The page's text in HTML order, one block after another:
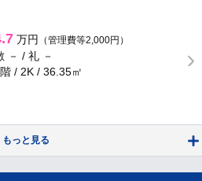
万円 （管理費等2,000円）
－ / 礼 －
/ 2K / 36.35㎡
もっと見る
× 閉じる